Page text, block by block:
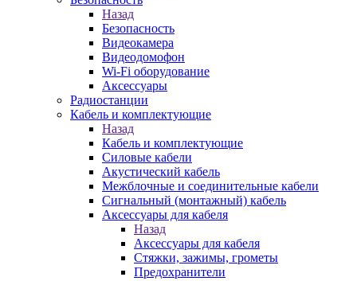
Назад
Безопасность
Видеокамера
Видеодомофон
Wi-Fi оборудование
Аксессуары
Радиостанции
Кабель и комплектующие
Назад
Кабель и комплектующие
Силовые кабели
Акустический кабель
Межблочные и соединительные кабели
Сигнальный (монтажный) кабель
Аксессуары для кабеля
Назад
Аксессуары для кабеля
Стяжки, зажимы, грометы
Предохранители